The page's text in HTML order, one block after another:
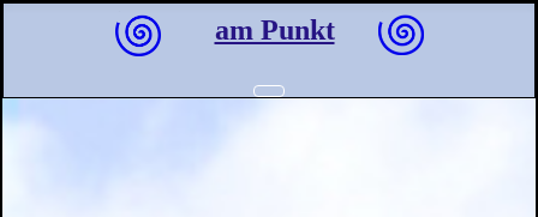
am Punkt